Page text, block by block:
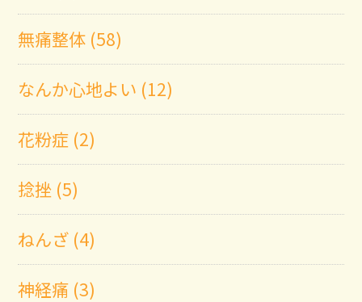
無痛整体 (58)
なんか心地よい (12)
花粉症 (2)
捻挫 (5)
ねんざ (4)
神経痛 (3)